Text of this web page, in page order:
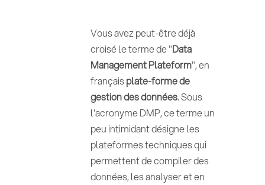
Vous avez peut-être déjà
croisé le terme de "Data
Management Plateform", en
françaisplate-forme de
gestion des données. Sous
l'acronyme DMP, ce terme un
peu intimidant désigne les
plateformes techniques qui
permettent de compiler des
données, les analyser et en